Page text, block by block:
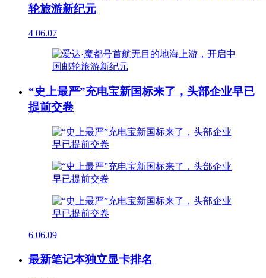
轮旅游新纪元
4 06.07
“史上最严”充电宝新国标来了，头部企业早已
提前交卷
6 06.09
最新笔记本独立显卡排名